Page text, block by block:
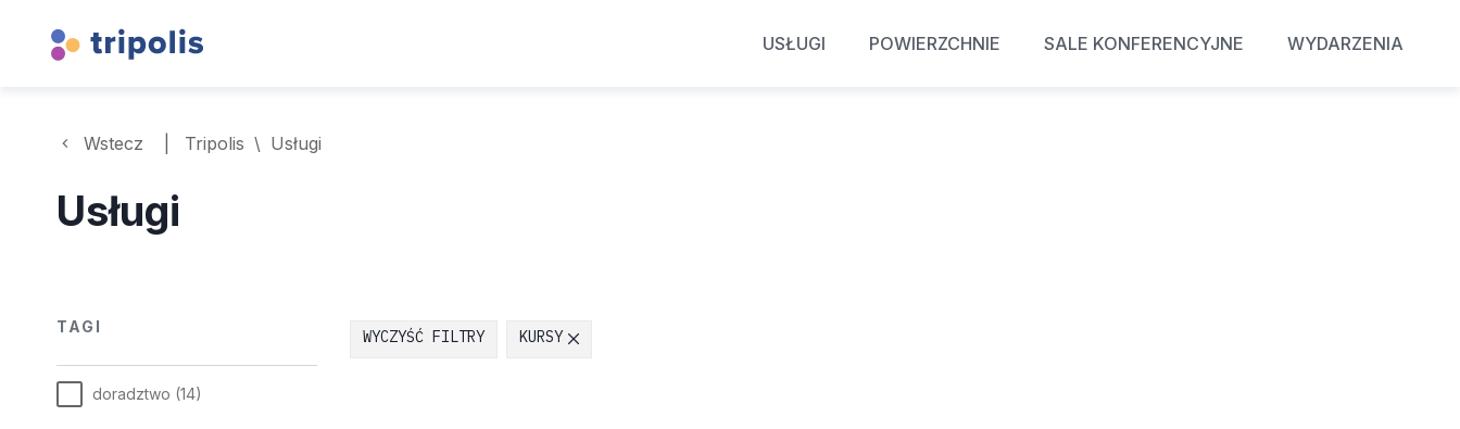
USŁUGI POWIERZCHNIE SALE KONFERENCYJNE WYDARZENIA
Wstecz Tripolis \ Usługi
Usługi
TAGI
doradztwo (14)
WYCZYŚĆ FILTRY KURSY